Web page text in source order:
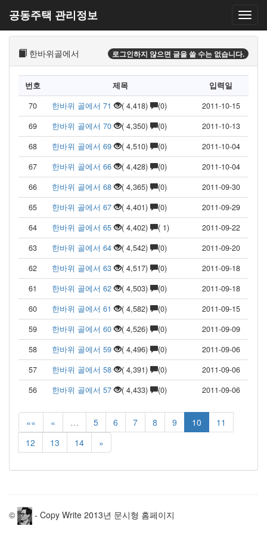
공동주택 관리정보
한바위골에서 로그인하지 않으면 글을 쓸 수는 없습니다.
번호 제목
입력일
70
한바위 골에서 71 ( 4,418) (0)
2011-10-15
69
한바위 골에서 70 ( 4,350) (0)
2011-10-13
68
한바위 골에서 69 ( 4,510) (0)
2011-10-04
67
한바위 골에서 66 ( 4,428) (0)
2011-10-04
66
한바위 골에서 68 ( 4,365) (0)
2011-09-30
65
한바위 골에서 67 ( 4,401) (0)
2011-09-29
64
한바위 골에서 65 ( 4,402) ( 1)
2011-09-22
63
한바위 골에서 64 ( 4,542) (0)
2011-09-20
62
한바위 골에서 63 ( 4,517) (0)
2011-09-18
61
한바위 골에서 62 ( 4,503) (0)
2011-09-18
60
한바위 골에서 61 ( 4,582) (0)
2011-09-15
59
한바위 골에서 60 ( 4,526) (0)
2011-09-09
58
한바위 골에서 59 ( 4,496) (0)
2011-09-06
57
한바위 골에서 58 ( 4,391) (0)
2011-09-06
56
한바위 골에서 57 ( 4,433) (0) 2011-09-06
«« « … 5 6 7 8 9 10
11
12
13 14 »
© - Copy Write 2013년 문시형 홈페이지